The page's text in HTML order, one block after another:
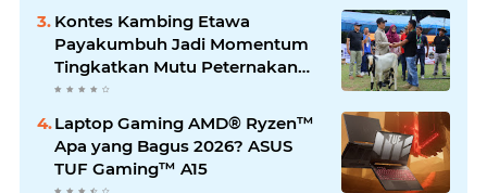
Kontes Kambing Etawa
Payakumbuh Jadi Momentum
Tingkatkan Mutu Peternakan
Lokal
Laptop Gaming AMD® Ryzen™
Apa yang Bagus 2026? ASUS
TUF Gaming™ A15